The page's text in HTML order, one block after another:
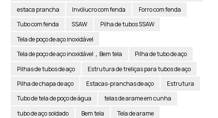
estaca prancha
Invólucro com fenda
Forro com fenda
Tubo com fenda
SSAW
Pilha de tubos SSAW
Tela de poço de aço inoxidável
Tela de poço de aço inoxidável，Bem tela
Pilha de tubo de aço
Pilhas de tubos de aço
Estrutura de treliças para tubos de aço
Pilha de chapa de aço
Estacas-pranchas de aço
Estrutura
Tubo de tela de poço de água
telas de arame em cunha
tubo de aço soldado
Bem tela
Tela de arame